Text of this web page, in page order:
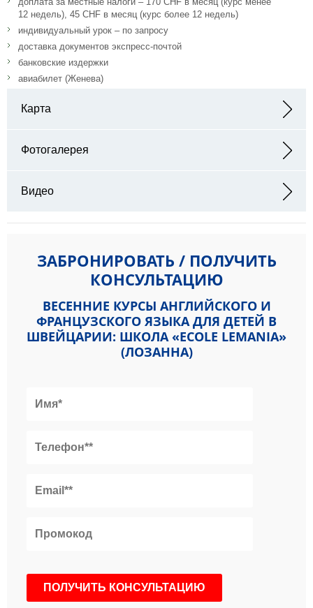
12 недель), 45 CHF в месяц (курс более 12 недель)
индивидуальный урок – по запросу
доставка документов экспресс-почтой
банковские издержки
авиабилет (Женева)
Карта
Lausanne Switzerland
Фотогалерея
Видео
ЗАБРОНИРОВАТЬ / ПОЛУЧИТЬ
КОНСУЛЬТАЦИЮ
ВЕСЕННИЕ КУРСЫ АНГЛИЙСКОГО И
ФРАНЦУЗСКОГО ЯЗЫКА ДЛЯ ДЕТЕЙ В
ШВЕЙЦАРИИ: ШКОЛА «ECOLE LEMANIA»
(ЛОЗАННА)